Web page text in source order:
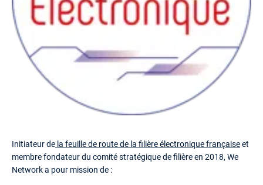
Initiateur de la feuille de route de la filière électronique françaiseet
membre fondateur du comité stratégique de filière en 2018, We
Network a pour mission de :